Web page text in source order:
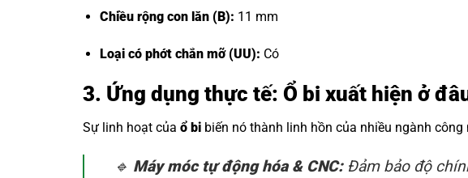
Chiều rộng con lăn (B): 11 mm
Loại có phớt chắn mỡ (UU): Có
3. Ứng dụng thực tế: Ổ bi xuất hiện ở
Sự linh hoạt của ổ bi biến nó thành linh hồn của nhiều ngành công
🔹 Máy móc tự động hóa & CNC:Đảm bảo độ